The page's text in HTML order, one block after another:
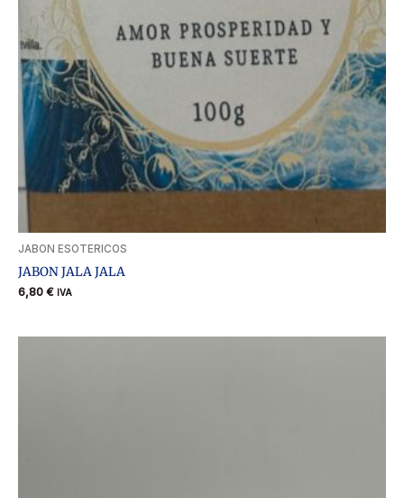
JABON ESOTERICOS
JABON JALA JALA
6,80 € IVA